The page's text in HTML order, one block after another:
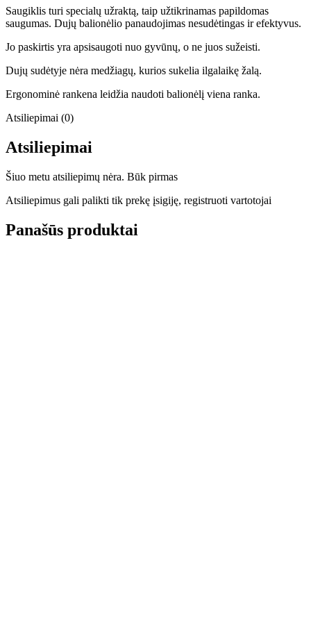
Saugiklis turi specialų užraktą, taip užtikrinamas papildomas
saugumas. Dujų balionėlio panaudojimas nesudėtingas ir efektyvus.
Jo paskirtis yra apsisaugoti nuo gyvūnų, o ne juos sužeisti.
Dujų sudėtyje nėra medžiagų, kurios sukelia ilgalaikę žalą.
Ergonominė rankena leidžia naudoti balionėlį viena ranka.
Atsiliepimai (0)
Atsiliepimai
Šiuo metu atsiliepimų nėra. Būk pirmas
Atsiliepimus gali palikti tik prekę įsigiję, registruoti vartotojai
Panašūs produktai